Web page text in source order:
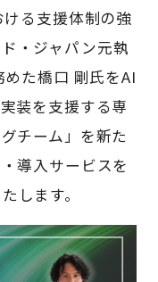
る支援体制の強
・ジャパン元執
た橋口 剛氏をAI
装を支援する専
チーム」を新た
導入サービスを
します。